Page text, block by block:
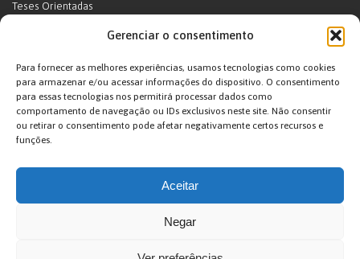
Gerenciar o consentimento
Para fornecer as melhores experiências, usamos tecnologias como cookies
para armazenar e/ou acessar informações do dispositivo. O consentimento
para essas tecnologias nos permitirá processar dados como
comportamento de navegação ou IDs exclusivos neste site. Não consentir
ou retirar o consentimento pode afetar negativamente certos recursos e
funções.
Aceitar
Negar
Teses Orientadas
Livros (dissertações e teses)
Supervisão de pós-doutorado
Supervisão de pós-doutorado (em andamento)
Orientações de outra natureza
Exposições
Terras Indígenas
Projetos